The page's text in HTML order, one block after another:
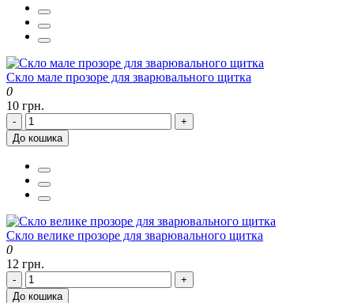
Скло мале прозоре для зварювального щитка
0
10 грн.
-
+
До кошика
Скло велике прозоре для зварювального щитка
0
12 грн.
-
+
До кошика